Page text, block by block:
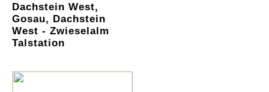
Dachstein West,
Gosau, Dachstein
West - Zwieselalm
Talstation